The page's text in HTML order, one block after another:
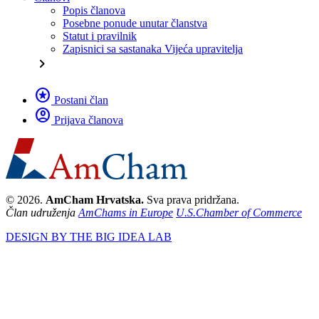
Popis članova
Posebne ponude unutar članstva
Statut i pravilnik
Zapisnici sa sastanaka Vijeća upravitelja
chevron_right
stars Postani član
account_circle Prijava članova
© 2026. AmCham Hrvatska. Sva prava pridržana.
Član udruženja AmChams in Europe U.S.Chamber of Commerce
DESIGN BY THE BIG IDEA LAB